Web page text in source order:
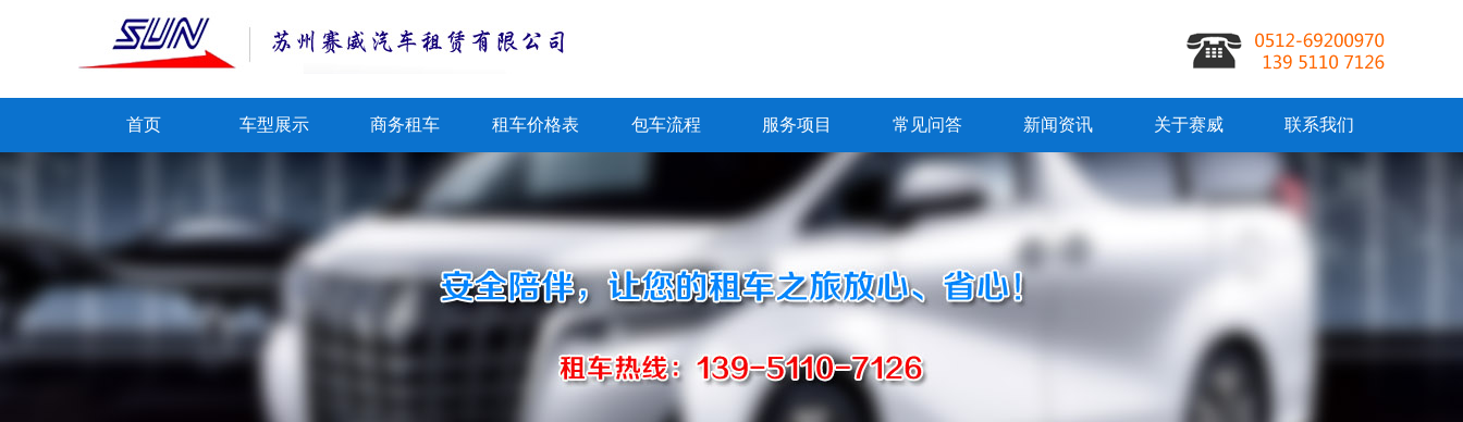
首页 车型展示 商务租车 租车价格表 包车流程 服务项目 常见问答 新闻资讯 关于赛威 联系我们